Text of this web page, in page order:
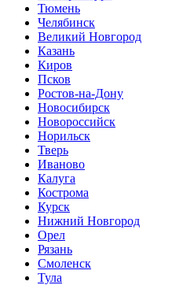
Тюмень
Челябинск
Великий Новгород
Казань
Киров
Псков
Ростов-на-Дону
Новосибирск
Новороссийск
Норильск
Тверь
Иваново
Калуга
Кострома
Курск
Нижний Новгород
Орел
Рязань
Смоленск
Тула